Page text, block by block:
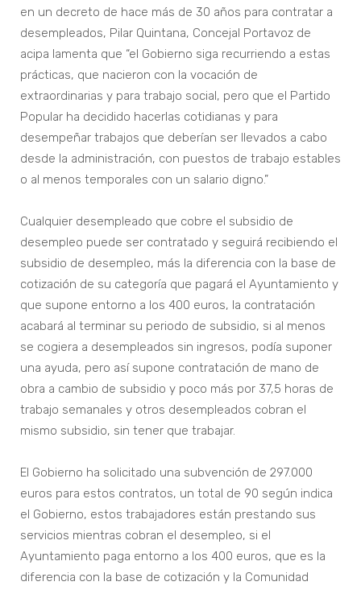
en un decreto de hace más de 30 años para contratar a
desempleados, Pilar Quintana, Concejal Portavoz de
acipa lamenta que “el Gobierno siga recurriendo a estas
prácticas, que nacieron con la vocación de
extraordinarias y para trabajo social, pero que el Partido
Popular ha decidido hacerlas cotidianas y para
desempeñar trabajos que deberían ser llevados a cabo
desde la administración, con puestos de trabajo estables
o al menos temporales con un salario digno.”
Cualquier desempleado que cobre el subsidio de
desempleo puede ser contratado y seguirá recibiendo el
subsidio de desempleo, más la diferencia con la base de
cotización de su categoría que pagará el Ayuntamiento y
que supone entorno a los 400 euros, la contratación
acabará al terminar su periodo de subsidio, si al menos
se cogiera a desempleados sin ingresos, podía suponer
una ayuda, pero así supone contratación de mano de
obra a cambio de subsidio y poco más por 37,5 horas de
trabajo semanales y otros desempleados cobran el
mismo subsidio, sin tener que trabajar.
El Gobierno ha solicitado una subvención de 297.000
euros para estos contratos, un total de 90 según indica
el Gobierno, estos trabajadores están prestando sus
servicios mientras cobran el desempleo, si el
Ayuntamiento paga entorno a los 400 euros, que es la
diferencia con la base de cotización y la Comunidad